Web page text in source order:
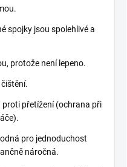
spojky jsou spolehlivé a
protože není lepeno.
přetížení (ochrana při
pro jednoduchost
náročná.